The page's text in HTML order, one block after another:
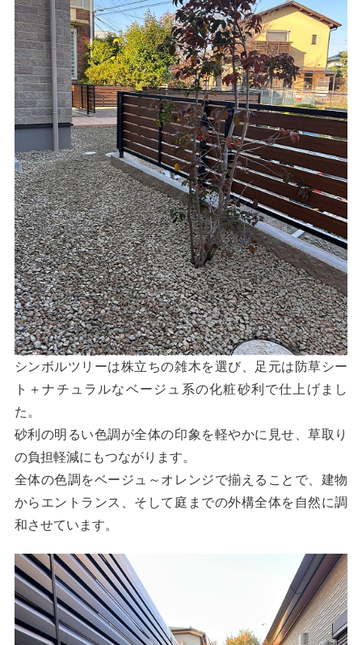
シンボルツリーは株立ちの雑木を選び、足元は防草シー
ト＋ナチュラルなベージュ系の化粧砂利で仕上げまし
た。
砂利の明るい色調が全体の印象を軽やかに見せ、草取り
の負担軽減にもつながります。
全体の色調をベージュ～オレンジで揃えることで、建物
からエントランス、そして庭までの外構全体を自然に調
和させています。